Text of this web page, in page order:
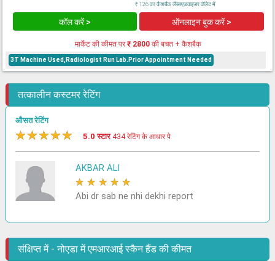
₹ 126 का कैशबैक लैब्सएडवाइजर वॉलेट में
कॉल करें > ऑनलाइन बुक करें >
मार्केट की कीमत पर₹ 2800 की बचत + कैशबैक
3T Machine Used,Radiologist Run Lab.Prior Appointment Needed
तत्कालीन कस्टमर रेटिंग
औसत रेटिंग
★★★★★ 5.0 स्टार 434 रेटिंग के आधार पे
AKBAR ALI
★ ★ ★ ★ ★
Abi dr sab ne nhi dekhi report
संक्षिप्त में - नोएडा में एमआरआई स्कैन हैंड की कीमत